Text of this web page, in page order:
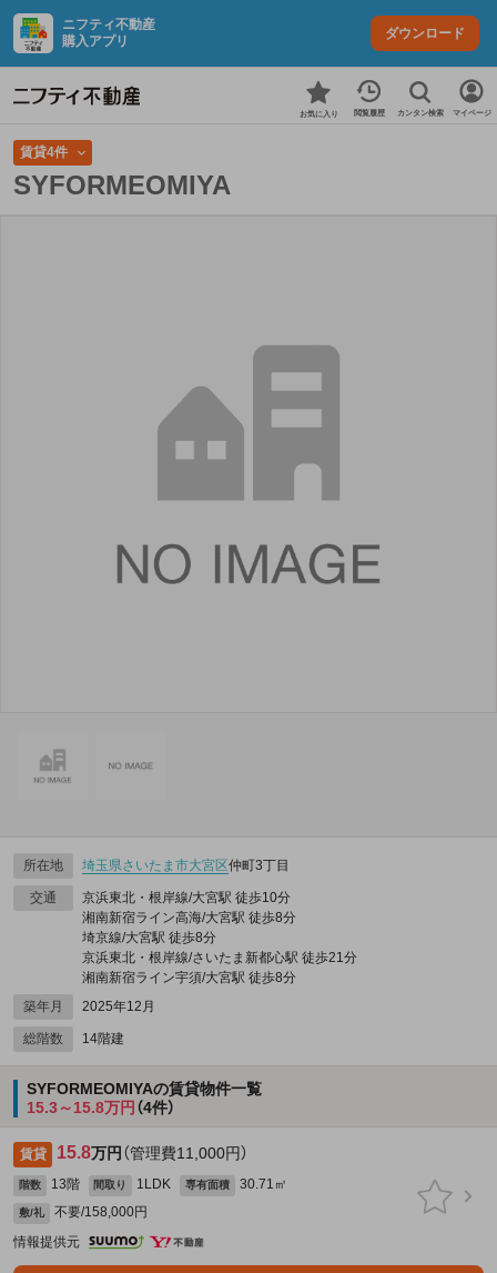
ニフティ不動産
購入アプリ
ダウンロード
お気に入り 閲覧履歴 カンタン検索 マイページ
賃貸4件
SYFORMEOMIYA
所在地 埼玉県さいたま市大宮区仲町3丁目
交通
京浜東北・根岸線/大宮駅 徒歩10分
湘南新宿ライン高海/大宮駅 徒歩8分
埼京線/大宮駅 徒歩8分
京浜東北・根岸線/さいたま新都心駅 徒歩21分
湘南新宿ライン宇須/大宮駅 徒歩8分
築年月
2025年12月
総階数 14階建
SYFORMEOMIYAの賃貸物件一覧
15.3～15.8万円 （4件）
賃貸 15.8万円 （管理費11,000円）
階数 13階 間取り 1LDK 専有面積 30.71㎡
敷/礼
不要/158,000円
情報提供元